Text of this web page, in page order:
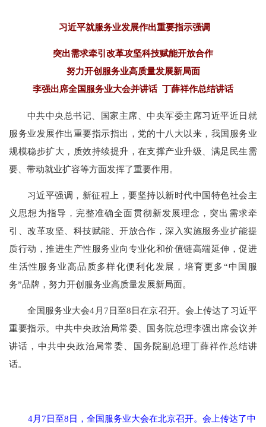
习近平就服务业发展作出重要指示强调
突出需求牵引改革攻坚科技赋能开放合作
努力开创服务业高质量发展新局面
李强出席全国服务业大会并讲话 丁薛祥作总结讲话
中共中央总书记、国家主席、中央军委主席习近平近日就
服务业发展作出重要指示指出，党的十八大以来，我国服务业
规模稳步扩大，质效持续提升，在支撑产业升级、满足民生需
要、带动就业扩容等方面发挥了重要作用。
习近平强调，新征程上，要坚持以新时代中国特色社会主
义思想为指导，完整准确全面贯彻新发展理念，突出需求牵
引、改革攻坚、科技赋能、开放合作，深入实施服务业扩能提
质行动，推进生产性服务业向专业化和价值链高端延伸，促进
生活性服务业高品质多样化便利化发展，培育更多“中国服
务”品牌，努力开创服务业高质量发展新局面。
全国服务业大会4月7日至8日在京召开。会上传达了习近平
重要指示。中共中央政治局常委、国务院总理李强出席会议并
讲话，中共中央政治局常委、国务院副总理丁薛祥作总结讲
话。
4月7日至8日，全国服务业大会在北京召开。会上传达了中